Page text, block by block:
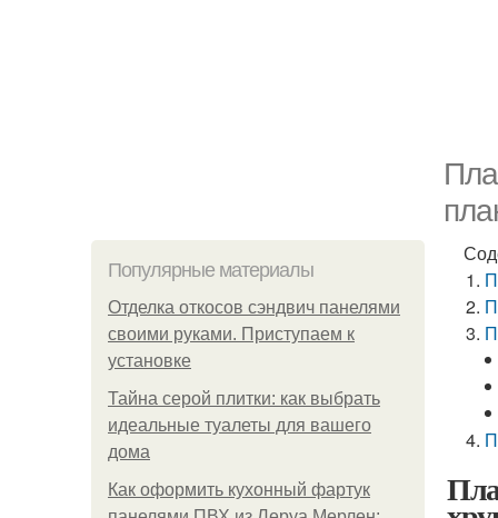
Популярные материалы
Отделка откосов сэндвич панелями
своими руками. Приступаем к
установке
Тайна серой плитки: как выбрать
идеальные туалеты для вашего
дома
Как оформить кухонный фартук